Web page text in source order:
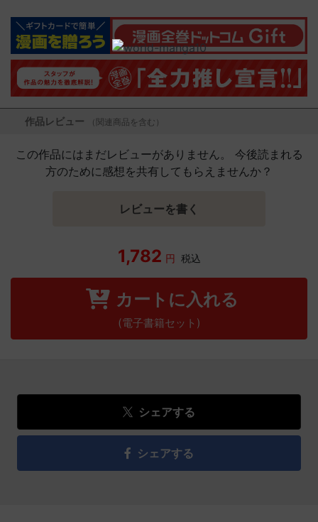
作品レビュー （関連商品を含む）
この作品にはまだレビューがありません。 今後読まれる
方のために感想を共有してもらえませんか？
レビューを書く
1,782 円 税込
カートに入れる
(電子書籍セット)
シェアする
シェアする